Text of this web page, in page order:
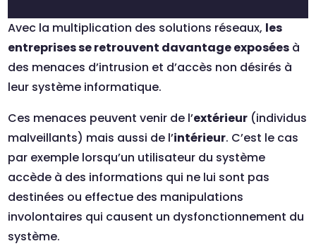
Avec la multiplication des solutions réseaux, les
entreprises se retrouvent davantage exposées à
des menaces d’intrusion et d’accès non désirés à
leur système informatique.
Ces menaces peuvent venir de l’extérieur (individus
malveillants) mais aussi de l’intérieur. C’est le cas
par exemple lorsqu’un utilisateur du système
accède à des informations qui ne lui sont pas
destinées ou effectue des manipulations
involontaires qui causent un dysfonctionnement du
système.